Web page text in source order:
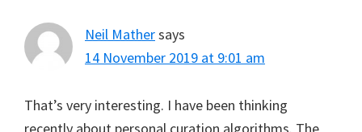
Neil Mathersays
14 November 2019 at 9:01 am
That’s very interesting. I have been thinking
recently about personal curation algorithms. The